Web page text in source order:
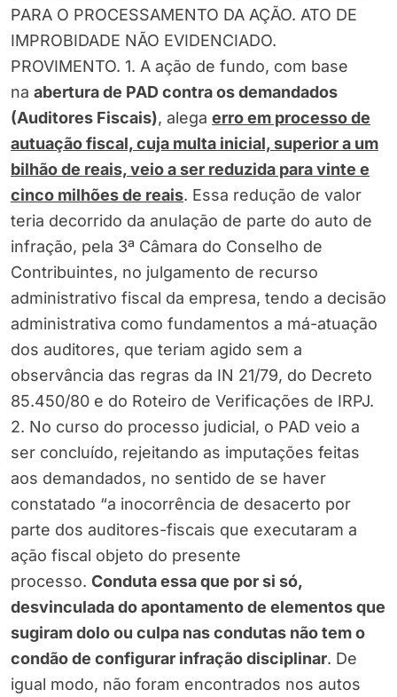
PARA O PROCESSAMENTO DA AÇÃO. ATO DE
IMPROBIDADE NÃO EVIDENCIADO.
PROVIMENTO. 1. A ação de fundo, com base
na abertura de PAD contra os demandados
(Auditores Fiscais), alega erro em processo de
autuação fiscal, cuja multa inicial, superior a um
bilhão de reais, veio a ser reduzida para vinte e
cinco milhões de reais. Essa redução de valor
teria decorrido da anulação de parte do auto de
infração, pela 3ª Câmara do Conselho de
Contribuintes, no julgamento de recurso
administrativo fiscal da empresa, tendo a decisão
administrativa como fundamentos a má-atuação
dos auditores, que teriam agido sem a
observância das regras da IN 21/79, do Decreto
85.450/80 e do Roteiro de Verificações de IRPJ.
2. No curso do processo judicial, o PAD veio a
ser concluído, rejeitando as imputações feitas
aos demandados, no sentido de se haver
constatado “a inocorrência de desacerto por
parte dos auditores-fiscais que executaram a
ação fiscal objeto do presente
processo. Conduta essa que por si só,
desvinculada do apontamento de elementos que
sugiram dolo ou culpa nas condutas não tem o
condão de configurar infração disciplinar. De
igual modo, não foram encontrados nos autos